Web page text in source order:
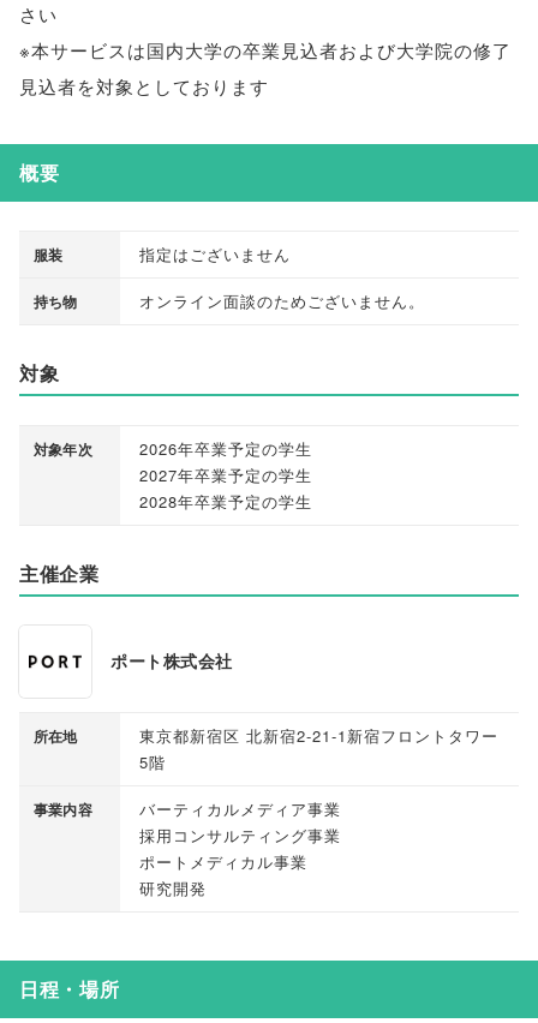
さい
※本サービスは国内大学の卒業見込者および大学院の修了
見込者を対象としております
概要
服装 指定はございません
持ち物 オンライン面談のためございません。
対象
対象年次
2026年卒業予定の学生
2027年卒業予定の学生
2028年卒業予定の学生
主催企業
ポート株式会社
所在地
東京都新宿区 北新宿2-21-1新宿フロントタワー
5階
事業内容
バーティカルメディア事業
採用コンサルティング事業
ポートメディカル事業
研究開発
日程・場所